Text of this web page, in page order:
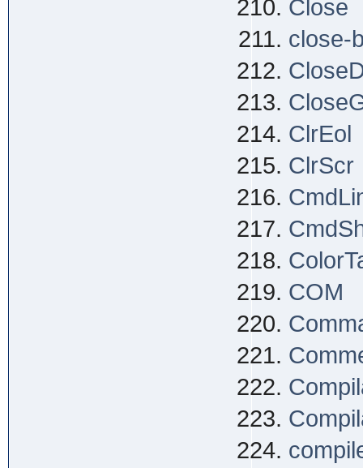
Close
close-
ClrEol
ClrScr
COM